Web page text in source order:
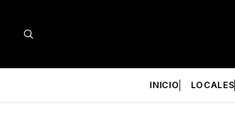
INICIO LOCALES